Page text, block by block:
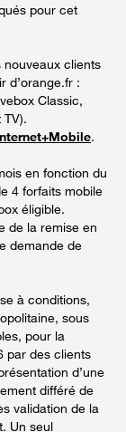
pour cet
nouveaux clients
d’orange.fr :
Classic,
.
en fonction du
4 forfaits mobile
éligible.
de la remise en
demande de
à conditions,
sous
pour la
par des clients
d’une
différé de
validation de la
Un seul